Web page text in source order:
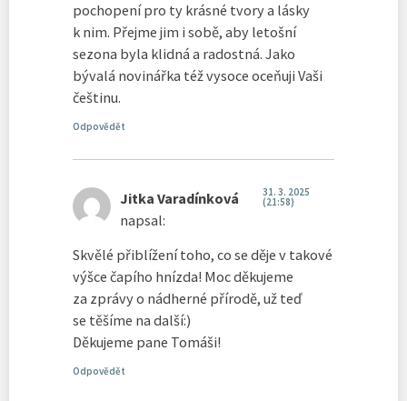
pochopení pro ty krásné tvory a lásky
k nim. Přejme jim i sobě, aby letošní
sezona byla klidná a radostná. Jako
bývalá novinářka též vysoce oceňuji Vaši
češtinu.
Odpovědět
Jitka Varadínková
napsal:
31. 3. 2025
(21:58)
Skvělé přiblížení toho, co se děje v takové
výšce čapího hnízda! Moc děkujeme
za zprávy o nádherné přírodě, už teď
se těšíme na další:)
Děkujeme pane Tomáši!
Odpovědět